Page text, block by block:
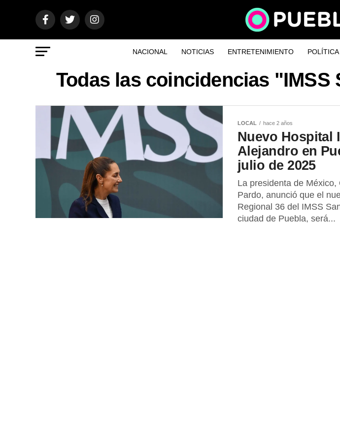
NACIONAL NOTICIAS ENTRETENIMIENTO POLÍTICA
Todas las coincidencias
LOCAL hace 2 años
Nuevo Hospital
Alejandro en
julio de 2025
La presidenta de México,
Pardo, anunció que el
Regional 36 del IMSS
ciudad de Puebla, será...